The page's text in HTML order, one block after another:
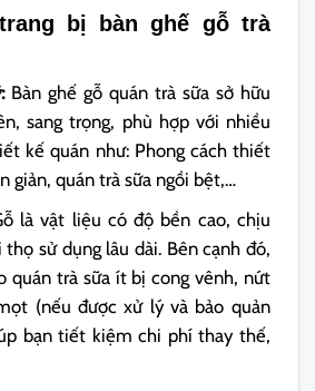
bị bàn ghế gỗ trà
Bàn ghế gỗ quán trà sữa sở hữu
sang trọng, phù hợp với nhiều
kế quán như: Phong cách thiết
giản, quán trà sữa ngồi bệt,…
là vật liệu có độ bền cao, chịu
sử dụng lâu dài. Bên cạnh đó,
quán trà sữa ít bị cong vênh, nứt
(nếu được xử lý và bảo quản
bạn tiết kiệm chi phí thay thế,